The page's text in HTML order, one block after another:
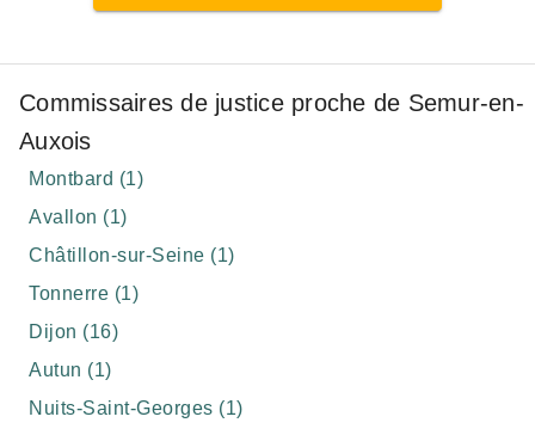
Commissaires de justice proche de Semur-en-
Auxois
Montbard (1)
Avallon (1)
Châtillon-sur-Seine (1)
Tonnerre (1)
Dijon (16)
Autun (1)
Nuits-Saint-Georges (1)